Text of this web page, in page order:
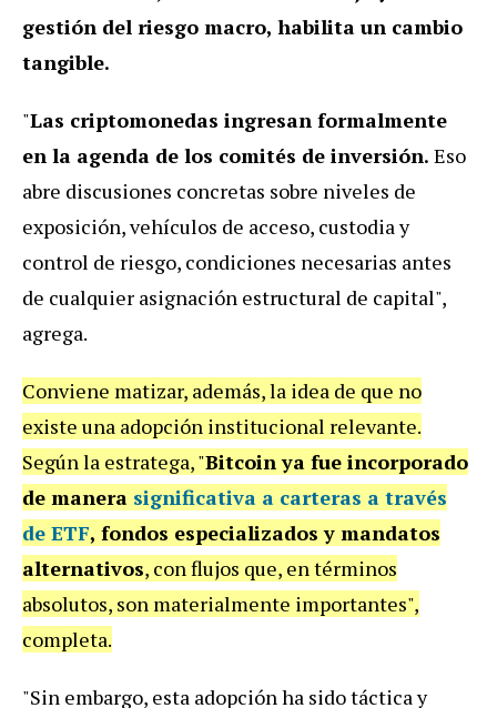
gestión del riesgo macro, habilita un cambio
tangible.
"Las criptomonedas ingresan formalmente
en la agenda de los comités de inversión. Eso
abre discusiones concretas sobre niveles de
exposición, vehículos de acceso, custodia y
control de riesgo, condiciones necesarias antes
de cualquier asignación estructural de capital",
agrega.
Conviene matizar, además, la idea de que no
existe una adopción institucional relevante.
Según la estratega, "Bitcoin ya fue incorporado
de manera significativa a carteras a través
de ETF, fondos especializados y mandatos
alternativos, con flujos que, en términos
absolutos, son materialmente importantes",
completa.
"Sin embargo, esta adopción ha sido táctica y